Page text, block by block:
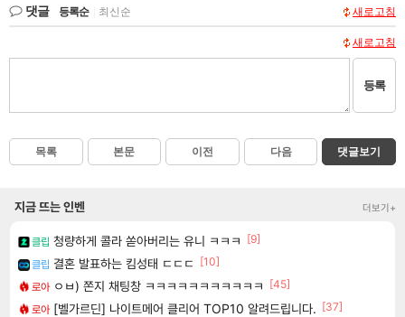
댓글 등록순 최신순 새로고침
새로고침
등록
목록 본문 이전 다음 댓글보기
지금 뜨는 인벤 더보기+
클립 청량하게 콜라 쏟아버리는 유니 ㅋㅋㅋ
[9]
클립 결혼 발표하는 킴성태 ㄷㄷㄷ
[10]
로아 ㅇㅂ) 쫀지 채팅창 ㅋㅋㅋㅋㅋㅋㅋㅋㅋㅋㅋ
[45]
로아 [벨가르딘] 나이트메어 클리어 TOP10 알려드립니다. [37]